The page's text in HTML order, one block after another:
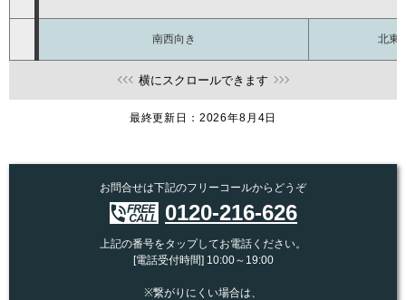
南西向き 北東
横にスクロールできます
最終更新日：2026年8月4日
お問合せは下記のフリーコールからどうぞ
0120-216-626
上記の番号をタップしてお電話ください。
[電話受付時間] 10:00～19:00
※繋がりにくい場合は、